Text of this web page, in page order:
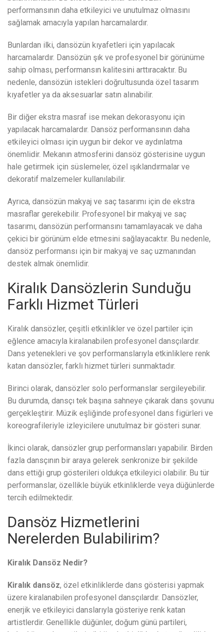
performansının daha etkileyici ve unutulmaz olmasını
sağlamak amacıyla yapılan harcamalardır.
Bunlardan ilki, dansözün kıyafetleri için yapılacak
harcamalardır. Dansözün şık ve profesyonel bir görünüme
sahip olması, performansın kalitesini arttıracaktır. Bu
nedenle, dansözün istekleri doğrultusunda özel tasarım
kıyafetler ya da aksesuarlar satın alınabilir.
Bir diğer ekstra masraf ise mekan dekorasyonu için
yapılacak harcamalardır. Dansöz performansının daha
etkileyici olması için uygun bir dekor ve aydınlatma
önemlidir. Mekanın atmosferini dansöz gösterisine uygun
hale getirmek için süslemeler, özel ışıklandırmalar ve
dekoratif malzemeler kullanılabilir.
Ayrıca, dansözün makyaj ve saç tasarımı için de ekstra
masraflar gerekebilir. Profesyonel bir makyaj ve saç
tasarımı, dansözün performansını tamamlayacak ve daha
çekici bir görünüm elde etmesini sağlayacaktır. Bu nedenle,
dansöz performansı için bir makyaj ve saç uzmanından
destek almak önemlidir.
Kiralık Dansözlerin Sunduğu
Farklı Hizmet Türleri
Kiralık dansözler, çeşitli etkinlikler ve özel partiler için
eğlence amacıyla kiralanabilen profesyonel dansçılardır.
Dans yetenekleri ve şov performanslarıyla etkinliklere renk
katan dansözler, farklı hizmet türleri sunmaktadır.
Birinci olarak, dansözler solo performanslar sergileyebilir.
Bu durumda, dansçı tek başına sahneye çıkarak dans şovunu
gerçekleştirir. Müzik eşliğinde profesyonel dans figürleri ve
koreografileriyle izleyicilere unutulmaz bir gösteri sunar.
İkinci olarak, dansözler grup performansları yapabilir. Birden
fazla dansçının bir araya gelerek senkronize bir şekilde
dans ettiği grup gösterileri oldukça etkileyici olabilir. Bu tür
performanslar, özellikle büyük etkinliklerde veya düğünlerde
tercih edilmektedir.
Dansöz Hizmetlerini
Nerelerden Bulabilirim?
Kiralık Dansöz Nedir?
Kiralık dansöz, özel etkinliklerde dans gösterisi yapmak
üzere kiralanabilen profesyonel dansçılardır. Dansözler,
enerjik ve etkileyici danslarıyla gösteriye renk katan
artistlerdir. Genellikle düğünler, doğum günü partileri,